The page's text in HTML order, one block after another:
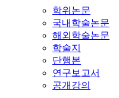
학위논문
국내학술논문
해외학술논문
학술지
단행본
연구보고서
공개강의